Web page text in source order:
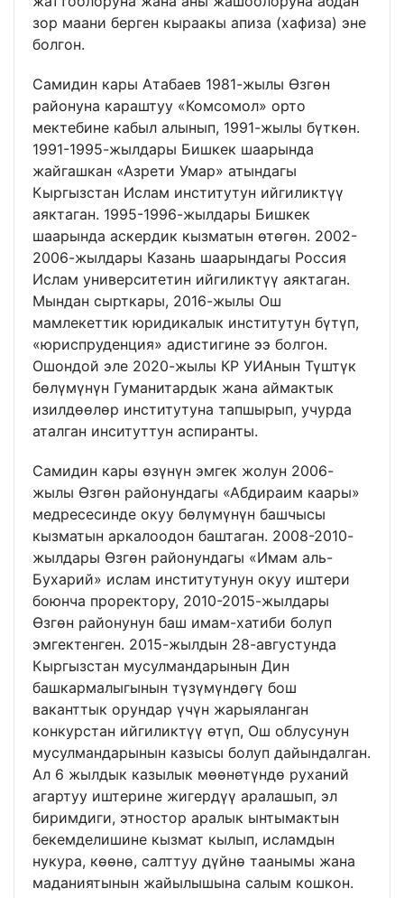
зор маани берген кыраакы апиза (хафиза) эне
болгон.
Самидин кары Атабаев 1981-жылы Өзгөн
районуна караштуу «Комсомол» орто
мектебине кабыл алынып, 1991-жылы бүткөн.
1991-1995-жылдары Бишкек шаарында
жайгашкан «Азрети Умар» атындагы
Кыргызстан Ислам институтун ийгиликтүү
аяктаган. 1995-1996-жылдары Бишкек
шаарында аскердик кызматын өтөгөн. 2002-
2006-жылдары Казань шаарындагы Россия
Ислам университетин ийгиликтүү аяктаган.
Мындан сырткары, 2016-жылы Ош
мамлекеттик юридикалык институтун бүтүп,
«юриспруденция» адистигине ээ болгон.
Ошондой эле 2020-жылы КР УИАнын Түштүк
бөлүмүнүн Гуманитардык жана аймактык
изилдөөлөр институтуна тапшырып, учурда
аталган инситуттун аспиранты.
Самидин кары өзүнүн эмгек жолун 2006-
жылы Өзгөн районундагы «Абдираим каары»
медресесинде окуу бөлүмүнүн башчысы
кызматын аркалоодон баштаган. 2008-2010-
жылдары Өзгөн районундагы «Имам аль-
Бухарий» ислам институтунун окуу иштери
боюнча проректору, 2010-2015-жылдары
Өзгөн районунун баш имам-хатиби болуп
эмгектенген. 2015-жылдын 28-августунда
Кыргызстан мусулмандарынын Дин
башкармалыгынын түзүмүндөгү бош
ваканттык орундар үчүн жарыяланган
конкурстан ийгиликтүү өтүп, Ош облусунун
мусулмандарынын казысы болуп дайындалган.
Ал 6 жылдык казылык мөөнөтүндө руханий
агартуу иштерине жигердүү аралашып, эл
биримдиги, этностор аралык ынтымактын
бекемделишине кызмат кылып, исламдын
нукура, көөнө, салттуу дүйнө таанымы жана
маданиятынын жайылышына салым кошкон.